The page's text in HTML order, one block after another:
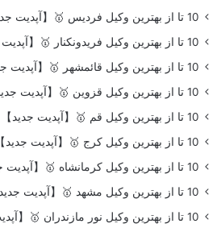
10 تا از بهترین وکیل فردیس 🥇【آپدیت جدید】
10 تا از بهترین وکیل فریدونکنار 🥇【آپدیت جدید】
10 تا از بهترین وکیل قائمشهر 🥇【آپدیت جدید】
10 تا از بهترین وکیل قزوین 🥇【آپدیت جدید】⚖️
10 تا از بهترین وکیل قم 🥇【آپدیت جدید】
10 تا از بهترین وکیل کرج 🥇【آپدیت جدید】⚖️
10 تا از بهترین وکیل کرمانشاه 🥇【آپدیت جدید】
10 تا از بهترین وکیل مشهد 🥇【آپدیت جدید】⚖️
10 تا از بهترین وکیل نور مازندران 🥇【آپدیت جدید】